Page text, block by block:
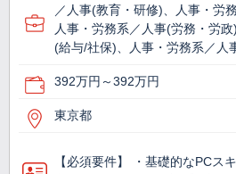
／人事(教育・研修)、人事・労
人事・労務系／人事(労務・労
(給与/社保)、人事・労務系／人
392万円～392万円
東京都
【必須要件】 ・基礎的なPCス